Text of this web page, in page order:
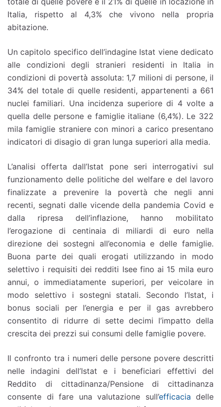
Italia, rispetto al 4,3% che vivono nella propria
abitazione.
Un capitolo specifico dell’indagine Istat viene dedicato
alle condizioni degli stranieri residenti in Italia in
condizioni di povertà assoluta: 1,7 milioni di persone, il
34% del totale di quelle residenti, appartenenti a 661
nuclei familiari. Una incidenza superiore di 4 volte a
quella delle persone e famiglie italiane (6,4%). Le 322
mila famiglie straniere con minori a carico presentano
indicatori di disagio di gran lunga superiori alla media.
L’analisi offerta dall’Istat pone seri interrogativi sul
funzionamento delle politiche del welfare e del lavoro
finalizzate a prevenire la povertà che negli anni
recenti, segnati dalle vicende della pandemia Covid e
dalla ripresa dell’inflazione, hanno mobilitato
l’erogazione di centinaia di miliardi di euro nella
direzione dei sostegni all’economia e delle famiglie.
Buona parte dei quali erogati utilizzando in modo
selettivo i requisiti dei redditi Isee fino ai 15 mila euro
annui, o immediatamente superiori, per veicolare in
modo selettivo i sostegni statali. Secondo l’Istat, i
bonus sociali per l’energia e per il gas avrebbero
consentito di ridurre di sette decimi l’impatto della
crescita dei prezzi sui consumi delle famiglie povere.
Il confronto tra i numeri delle persone povere descritti
nelle indagini dell’Istat e i beneficiari effettivi del
Reddito di cittadinanza/Pensione di cittadinanza
consente di fare una valutazione sull’efficacia delle